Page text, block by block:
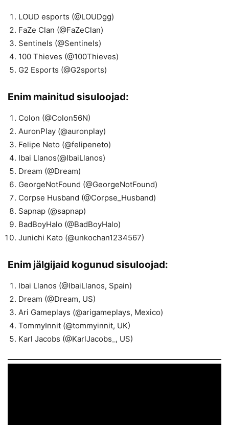
LOUD esports (@LOUDgg)
FaZe Clan (@FaZeClan)
Sentinels (@Sentinels)
100 Thieves (@100Thieves)
G2 Esports (@G2sports)
Enim mainitud sisuloojad:
Colon (@Colon56N)
AuronPlay (@auronplay)
Felipe Neto (@felipeneto)
Ibai Llanos(@IbaiLlanos)
Dream (@Dream)
GeorgeNotFound (@GeorgeNotFound)
Corpse Husband (@Corpse_Husband)
Sapnap (@sapnap)
BadBoyHalo (@BadBoyHalo)
Junichi Kato (@unkochan1234567)
Enim jälgijaid kogunud sisuloojad:
Ibai Llanos (@IbaiLlanos, Spain)
Dream (@Dream, US)
Ari Gameplays (@arigameplays, Mexico)
TommyInnit (@tommyinnit, UK)
Karl Jacobs (@KarlJacobs_, US)